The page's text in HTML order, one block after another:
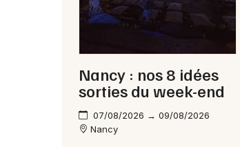
Nancy : nos 8 idées
sorties du week-end
07/08/2026 → 09/08/2026
Nancy